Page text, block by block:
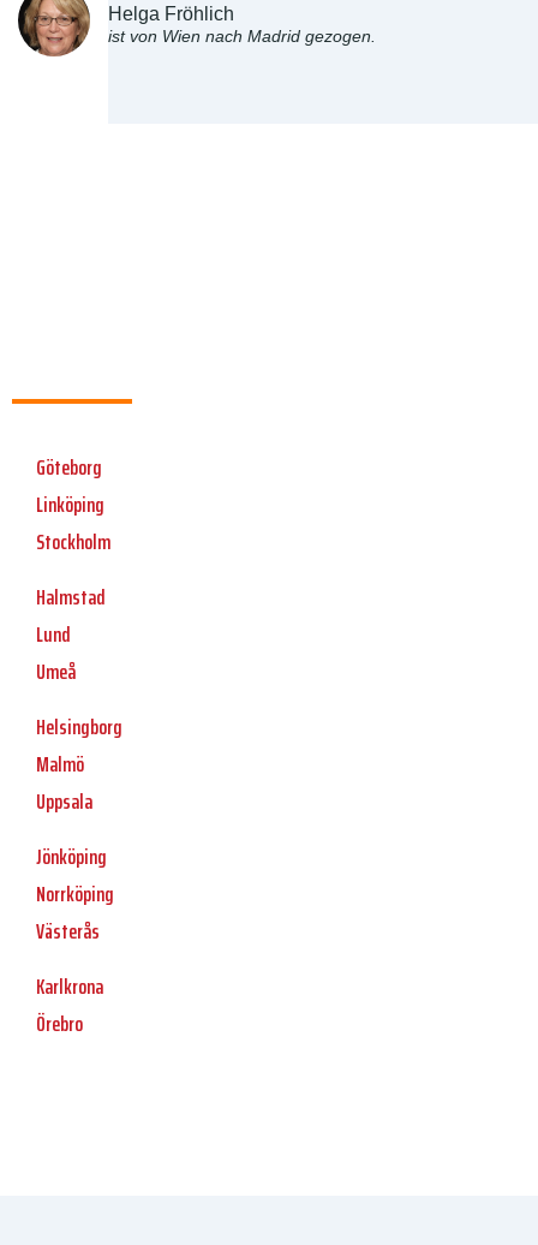
Helga Fröhlich
ist von Wien nach Madrid gezogen.
Göteborg
Linköping
Stockholm
Halmstad
Lund
Umeå
Helsingborg
Malmö
Uppsala
Jönköping
Norrköping
Västerås
Karlkrona
Örebro